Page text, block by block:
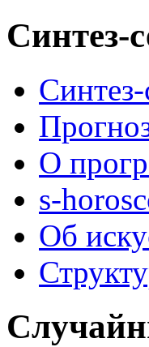
Синтез-
О
s-
Об